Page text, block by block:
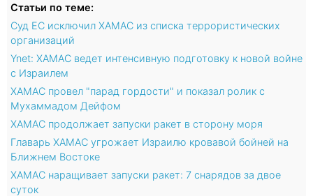
Статьи по теме:
Суд ЕС исключил ХАМАС из списка террористических
организаций
Ynet: ХАМАС ведет интенсивную подготовку к новой войне
с Израилем
ХАМАС провел "парад гордости" и показал ролик с
Мухаммадом Дейфом
ХАМАС продолжает запуски ракет в сторону моря
Главарь ХАМАС угрожает Израилю кровавой бойней на
Ближнем Востоке
ХАМАС наращивает запуски ракет: 7 снарядов за двое
суток